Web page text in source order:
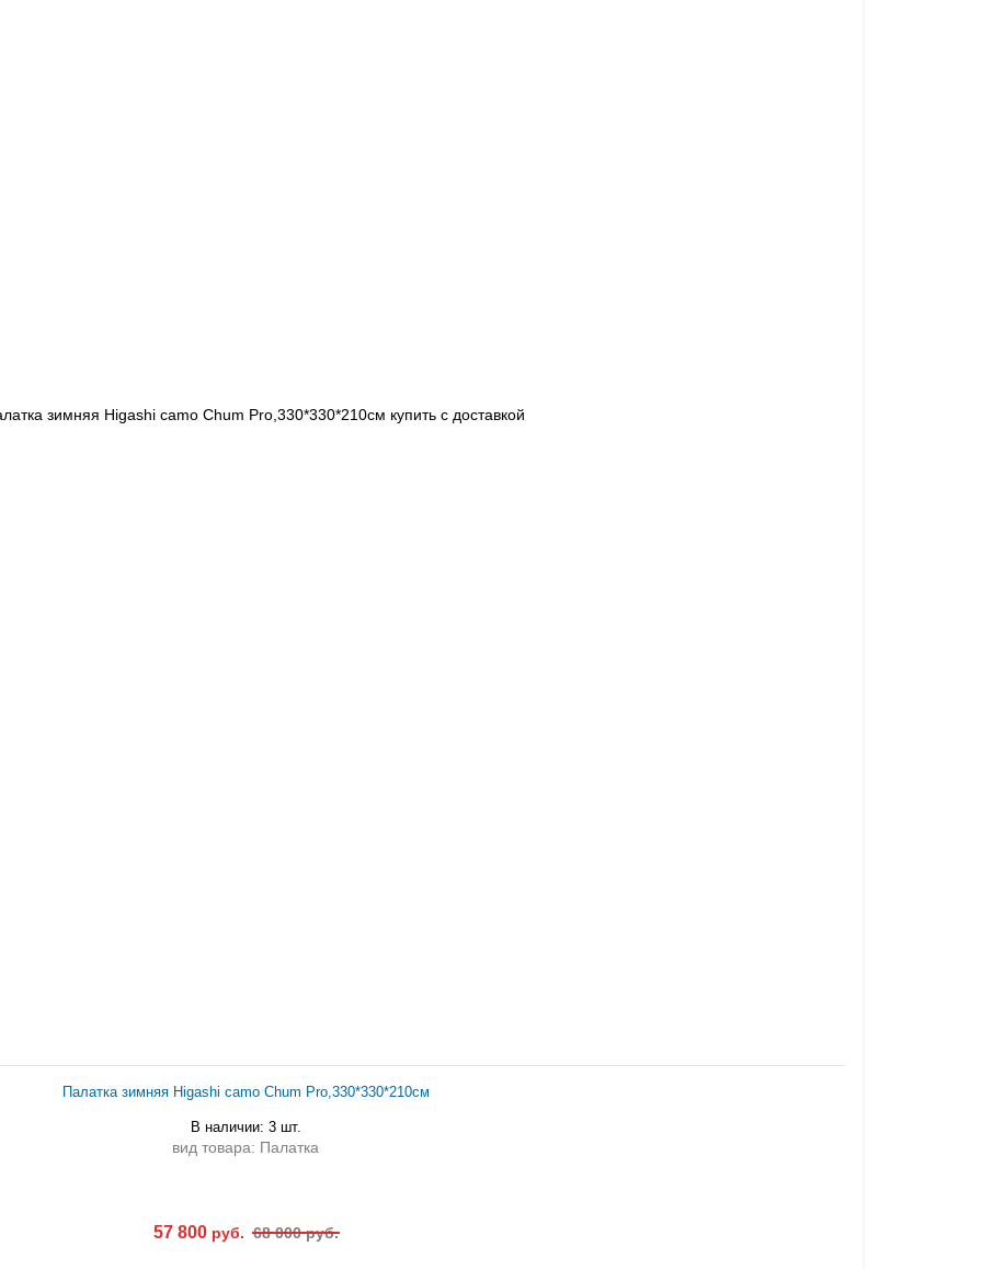
Палатка зимняя Higashi camo Chum Pro,330*330*210см
В наличии: 3 шт.
вид товара: Палатка
57 800руб. 68 000 руб.